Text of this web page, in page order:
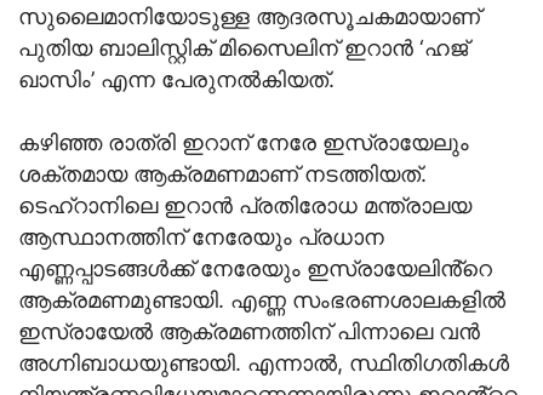
സുലൈമാനിയോടുള്ള ആദരസൂചകമായാണ്
പുതിയ ബാലിസ്റ്റിക് മിസൈലിന് ഇറാന്‍ ‘ഹജ്
ഖാസിം’ എന്ന പേരുനല്‍കിയത്.
കഴിഞ്ഞ രാത്രി ഇറാന് നേരേ ഇസ്രായേലും
ശക്തമായ ആക്രമണമാണ് നടത്തിയത്.
ടെഹ്‌റാനിലെ ഇറാന്‍ പ്രതിരോധ മന്ത്രാലയ
ആസ്ഥാനത്തിന് നേരേയും പ്രധാന
എണ്ണപ്പാടങ്ങള്‍ക്ക് നേരേയും ഇസ്രായേലിൻ്റെ
ആക്രമണമുണ്ടായി. എണ്ണ സംഭരണശാലകളില്‍
ഇസ്രായേല്‍ ആക്രമണത്തിന് പിന്നാലെ വന്‍
അഗ്നിബാധയുണ്ടായി. എന്നാല്‍, സ്ഥിതിഗതികള്‍